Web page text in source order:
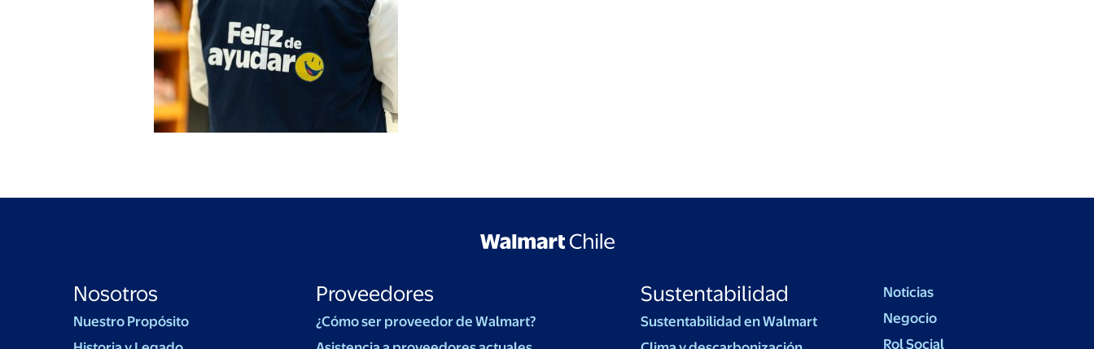
Nosotros
Nuestro Propósito
Proveedores
¿Cómo ser proveedor de Walmart?
Sustentabilidad
Sustentabilidad en Walmart
Noticias
Negocio
Rol Social